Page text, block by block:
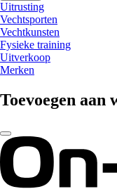
Uitrusting
Vechtsporten
Vechtkunsten
Fysieke training
Uitverkoop
Merken
Toevoegen aan